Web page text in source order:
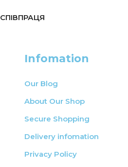
СПІВПРАЦЯ
Infomation
Our Blog
About Our Shop
Secure Shopping
Delivery infomation
Privacy Policy